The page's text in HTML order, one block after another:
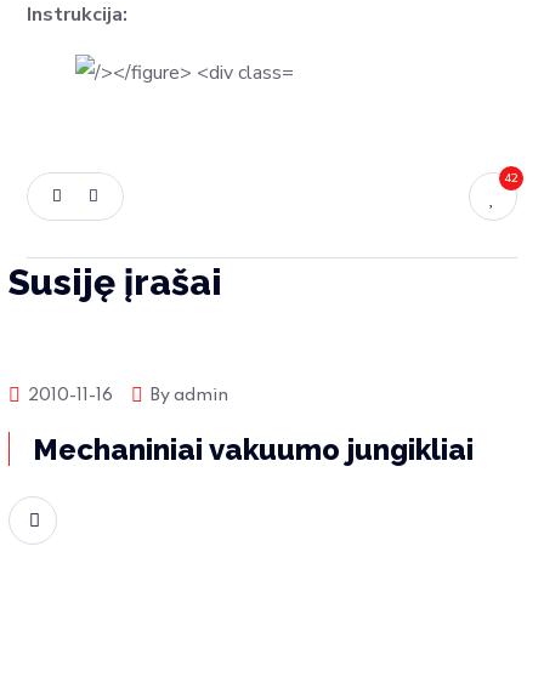
Instrukcija:
42
Susiję įrašai
Produktų naujienos
2010-11-16 Byadmin
Mechaniniai vakuumo jungikliai